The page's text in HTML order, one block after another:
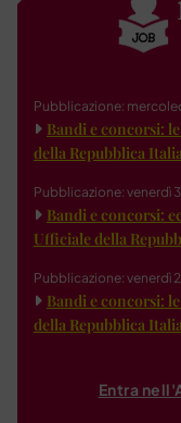
Pubblicazione:
Bandi e concorsi:
della Repubblica
Pubblicazione: venerdì
Bandi e concorsi:
Ufficiale della
Pubblicazione: venerdì
Bandi e concorsi:
della Repubblica
Entra